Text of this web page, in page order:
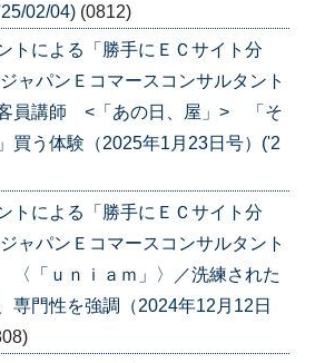
02/04) (0812)
トによる「勝手にＥＣサイト分
パンＥコマースコンサルタント
員講師 <「あの日、屋」> 「そ
買う体験（2025年1月23日号）('2
トによる「勝手にＥＣサイト分
パンＥコマースコンサルタント
「ｕｎｉａｍ」〉／洗練された
専門性を強調（2024年12月12日